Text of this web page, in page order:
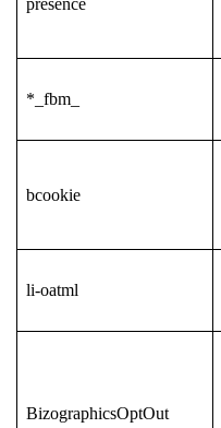
*_fbm_
bcookie
li-oatml
BizographicsOptOut